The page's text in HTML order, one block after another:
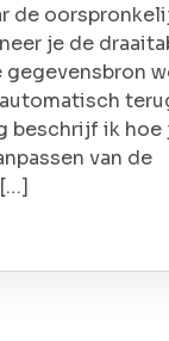
de
je de
gegevensbron
beschrijf ik hoe
van de